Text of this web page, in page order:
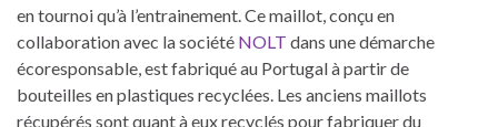
en tournoi qu’à l’entrainement. Ce maillot, conçu en
collaboration avec la société NOLT dans une démarche
écoresponsable, est fabriqué au Portugal à partir de
bouteilles en plastiques recyclées. Les anciens maillots
récupérés sont quant à eux recyclés pour fabriquer du